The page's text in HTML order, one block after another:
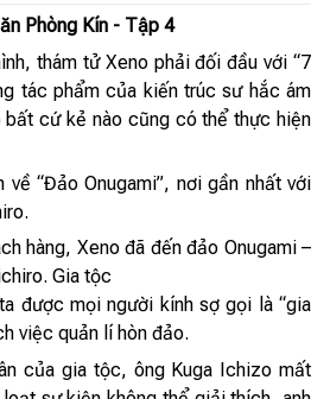
Phòng Kín - Tập 4
thám tử Xeno phải đối đầu với “7
tác phẩm của kiến trúc sư hắc ám
bất cứ kẻ nào cũng có thể thực hiện
về “Đảo Onugami”, nơi gần nhất với
hàng, Xeno đã đến đảo Onugami –
Gia tộc
được mọi người kính sợ gọi là “gia
việc quản lí hòn đảo.
của gia tộc, ông Kuga Ichizo mất